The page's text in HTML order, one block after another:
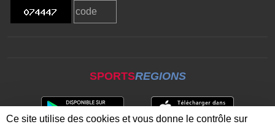
SPORTSREGIONS
Ce site utilise des cookies et vous donne le contrôle sur